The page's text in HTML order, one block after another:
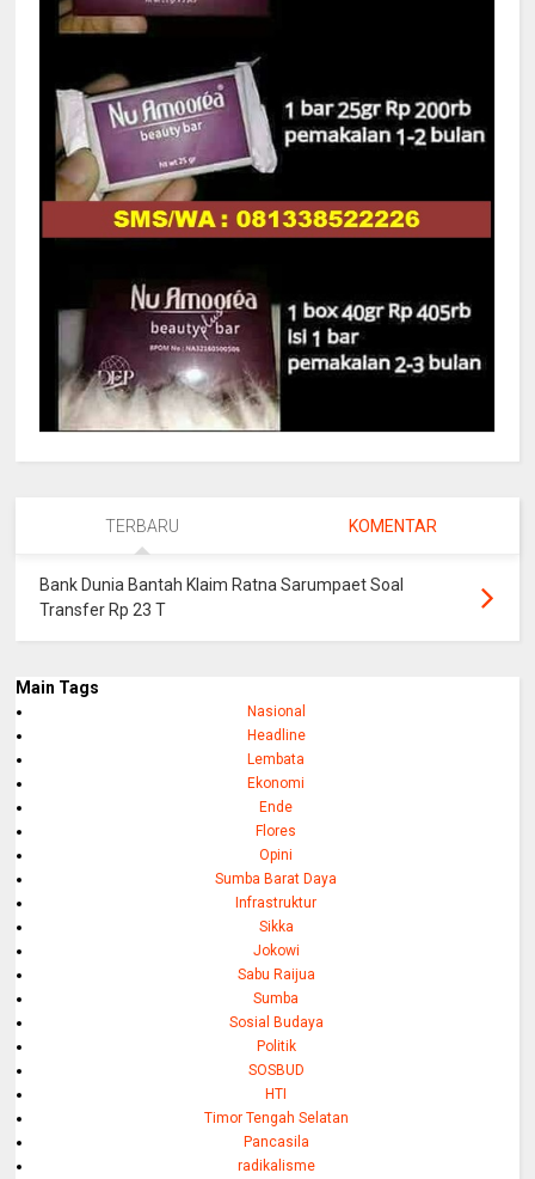
TERBARU KOMENTAR
Bank Dunia Bantah Klaim Ratna Sarumpaet Soal
Transfer Rp 23 T
Main Tags
Nasional
Headline
Lembata
Ekonomi
Ende
Flores
Opini
Sumba Barat Daya
Infrastruktur
Sikka
Jokowi
Sabu Raijua
Sumba
Sosial Budaya
Politik
SOSBUD
HTI
Timor Tengah Selatan
Pancasila
radikalisme